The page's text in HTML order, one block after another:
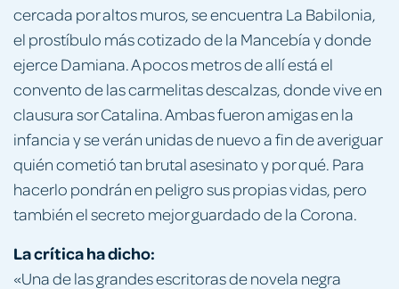
cercada por altos muros, se encuentra La Babilonia,
el prostíbulo más cotizado de la Mancebía y donde
ejerce Damiana. A pocos metros de allí está el
convento de las carmelitas descalzas, donde vive en
clausura sor Catalina. Ambas fueron amigas en la
infancia y se verán unidas de nuevo a fin de averiguar
quién cometió tan brutal asesinato y por qué. Para
hacerlo pondrán en peligro sus propias vidas, pero
también el secreto mejor guardado de la Corona.
La crítica ha dicho:
«Una de las grandes escritoras de novela negra